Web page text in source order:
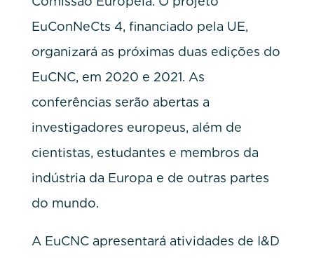
EuConNeCts 4, financiado pela UE,
organizará as próximas duas edições do
EuCNC, em 2020 e 2021. As
conferências serão abertas a
investigadores europeus, além de
cientistas, estudantes e membros da
indústria da Europa e de outras partes
do mundo.
A EuCNC apresentará atividades de I&D